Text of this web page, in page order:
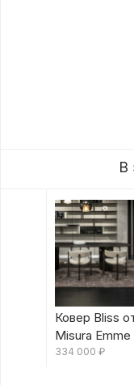
В
Ковер Bliss
Misura Emme
334 000 ₽